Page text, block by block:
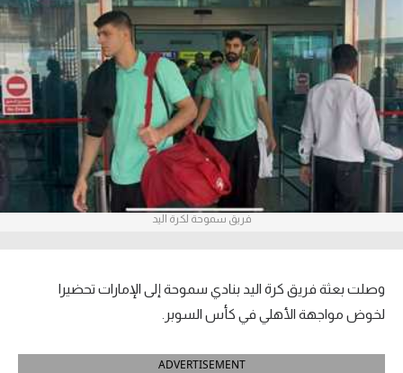
عدسات
آراء حرة
ركن الألعاب
بطولات
الدوري الإسباني
الدوري الإيطالي
فريق سموحة لكرة اليد
وصلت بعثة فريق كرة اليد بنادي سموحة إلى الإمارات تحضيرا
لخوض مواجهة الأهلي في كأس السوبر.
ADVERTISEMENT